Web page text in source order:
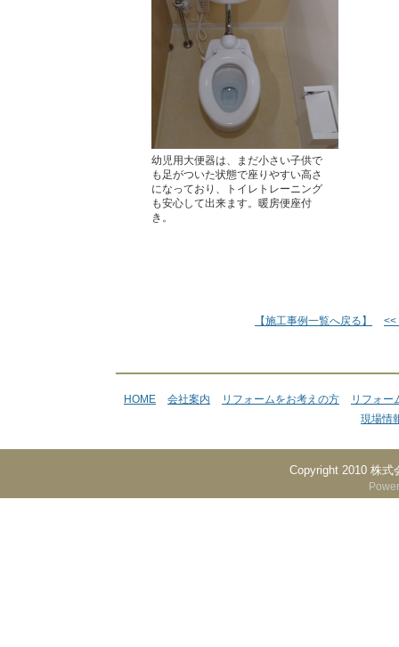
幼児用大便器は、まだ小さい子供で
も足がついた状態で座りやすい高さ
になっており、トイレトレーニング
も安心して出来ます。暖房便座付
き。
【施工事例一覧へ戻る】 <<
HOME 会社案内 リフォームをお考えの方
リフォー
現場情
Copyright 2010 株式